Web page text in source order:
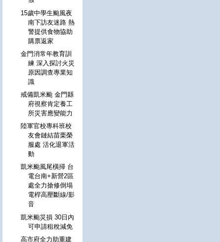
15歲中學生颱風夜
南下訪友迷路 熱
警提供食物協助
購票返家
金門消常年教育訓
練 深入探討火災
原因調查專業知
識
戒備凱米颱 金門縣
府視察肯定養工
所災害應變能力
陸軍官校專科班校
友會鏈結苗栗榮
服處 活化退軍活
動
凱米颱風尾橫掃 台
電台南+新營2區
處全力搶修倒塌
電桿高壓斷線/影
音
凱米颱災損 30日內
可申請租稅減免
高市府全力助重建